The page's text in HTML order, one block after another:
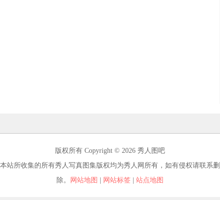
版权所有 Copyright © 2026 秀人图吧
本站所收集的所有秀人写真图集版权均为秀人网所有，如有侵权请联系删
除。
网站地图 网站标签 站点地图